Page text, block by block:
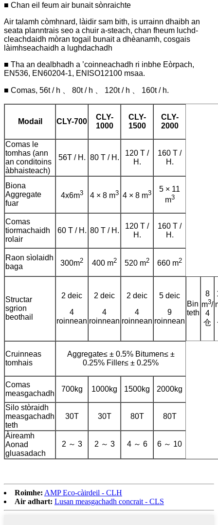
■ Chan eil feum air bunait sònraichte
Air talamh còmhnard, làidir sam bith, is urrainn dhaibh an
seata planntrais seo a chuir a-steach, chan fheum luchd-
cleachdaidh mòran togail bunait a dhèanamh, cosgais
làimhseachaidh a lughdachadh
■ Tha an dealbhadh a ’coinneachadh ri inbhe Eòrpach,
EN536, EN60204-1, ENISO12100 msaa.
■ Comas, 56t / h 、 80t / h 、 120t / h 、 160t / h.
Modail CLY-700
CLY-
1000
CLY-
1500
CLY-
2000
Comas le
tomhas (ann
an conditoins
àbhaisteach)
56T / H. 80 T / H.
120 T /
H.
160 T /
H.
Biona
Aggregate
fuar
4x6m3 4 × 8 m3 4 × 8 m3
5 × 11
m3
Comas
tiormachaidh
rolair
60 T / H. 80 T / H.
120 T /
H.
160 T /
H.
Raon sìolaidh
baga
300m2 400 m2 520 m2 660 m2
Structar
sgrion
beothail
2 deic
4
roinnean
2 deic
4
roinnean
2 deic
4
roinnean
5 deic
9
roinnean
Bin
teth
8
m3/
4
仓
Cruinneas
tomhais
Aggregate≤ ± 0.5% Bitumen≤ ±
0.25% Filler≤ ± 0.25%
Comas
measgachadh
700kg 1000kg 1500kg 2000kg
Silo stòraidh
measgachadh
teth
30T 30T 80T 80T
Àireamh
Aonad
gluasadach
2 ～ 3 2 ～ 3 4 ～ 6 6 ～ 10
Roimhe: AMP Eco-càirdeil - CLH
Air adhart: Lusan measgachadh concrait - CLS